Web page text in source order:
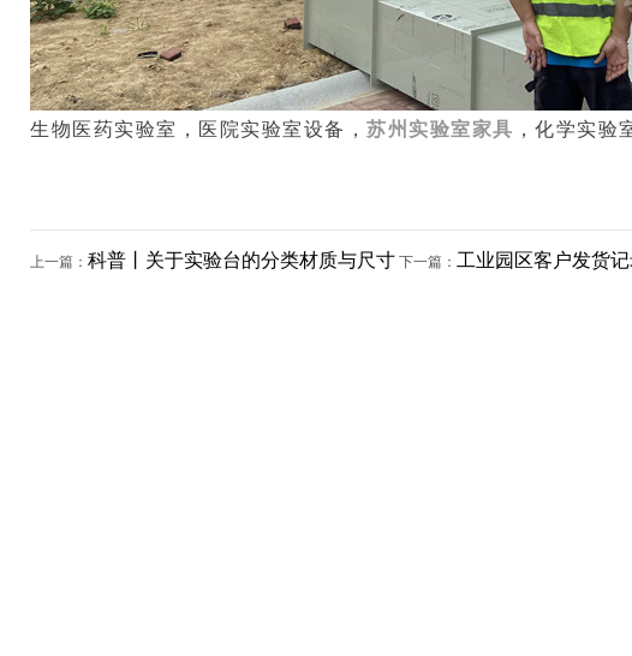
生物医药实验室，医院实验室设备， 苏州实验室家具 ，化学实验
上一篇： 科普丨关于实验台的分类材质与尺寸 下一篇： 工业园区客户发货